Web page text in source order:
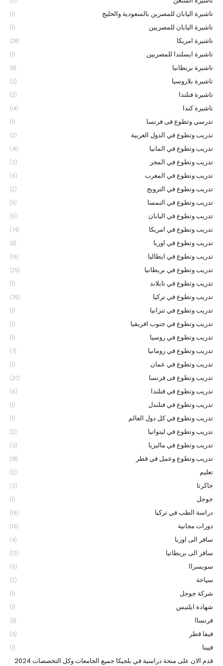
تاشيرة اليابان للمصرين بالسعودية والخليج (1)
تاشيرة اليابان للمصريين (1)
تاشيرة امريكا (28)
تاشيرة ايسلندا للمصريين (1)
تاشيرة بريطانيا (8)
تاشيرة بلاروسيا (2)
تاشيرة فنلندا (2)
تاشيرة كندا (14)
تدرسي وتطوع فى فرنسا (1)
تدريب وتطوع في الدول العربية (2)
تدريب وتطوع في المانيا (41)
تدريب وتطوع في المجر (3)
تدريب وتطوع في المغرب (6)
تدريب وتطوع في النرويج (2)
تدريب وتطوع في النمسا (9)
تدريب وتطوع في اليابان (9)
تدريب وتطوع في امريكا (74)
تدريب وتطوع في اوربا (8)
تدريب وتطوع في ايطاليا (16)
تدريب وتطوع في بريطانيا (25)
تدريب وتطوع في تايلاند (1)
تدريب وتطوع في تركيا (39)
تدريب وتطوع في تنزانيا (1)
تدريب وتطوع في جنوب افريقيا (1)
تدريب وتطوع في روسيا (1)
تدريب وتطوع في رومانيا (7)
تدريب وتطوع في عمان (1)
تدريب وتطوع فى فرنسا (20)
تدريب وتطوع في فنلندا (6)
تدريب وتطوع في فنلندل (1)
تدريب وتطوع في كل دول العالم (1)
تدريب وتطوع في ليتوانيا (2)
تدريب وتطوع في ماليزيا (3)
تدريب وتطوع وعمل في قطر (18)
تعليم (2)
جاكرتا (3)
جوجل (1)
دراسة الطب في تركيا (16)
دورات مجانية (10)
سافر الى اوربا (4)
سافر الى بريطانيا (13)
سويسراا (6)
سياحة (2)
شركة جوجل (1)
شهادة ايلتيس (1)
فرنساا (8)
فيفا قطر (5)
فيينا (1)
قدم الان على منحة دراسية في بلجيكا جميع الجامعات وكل التخصصات 2024